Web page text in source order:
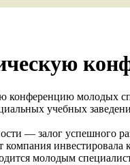
конференцию молодых
учебных
— залог
инвестировала
молодым